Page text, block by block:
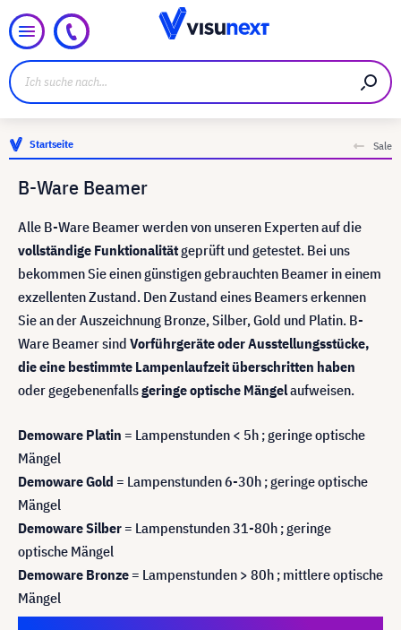
Startseite Sale
B-Ware Beamer
Alle B-Ware Beamer werden von unseren Experten auf die
vollständige Funktionalitätgeprüft und getestet. Bei uns
bekommen Sie einen günstigen gebrauchten Beamer in einem
exzellenten Zustand. Den Zustand eines Beamers erkennen
Sie an der Auszeichnung Bronze, Silber, Gold und Platin. B-
Ware Beamer sind Vorführgeräte oder Ausstellungsstücke,
die eine bestimmte Lampenlaufzeit überschritten haben
oder gegebenenfallsgeringe optische Mängelaufweisen.
Demoware Platin = Lampenstunden < 5h ; geringe optische
Mängel
Demoware Gold = Lampenstunden 6-30h ; geringe optische
Mängel
Demoware Silber = Lampenstunden 31-80h ; geringe
optische Mängel
Demoware Bronze = Lampenstunden > 80h ; mittlere optische
Mängel